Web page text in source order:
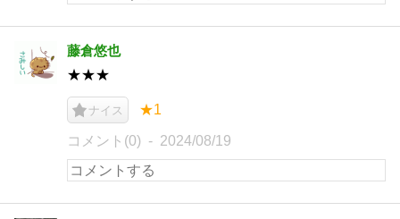
藤倉悠也
★★★
ナイス ★1
コメント(0) 2024/08/19